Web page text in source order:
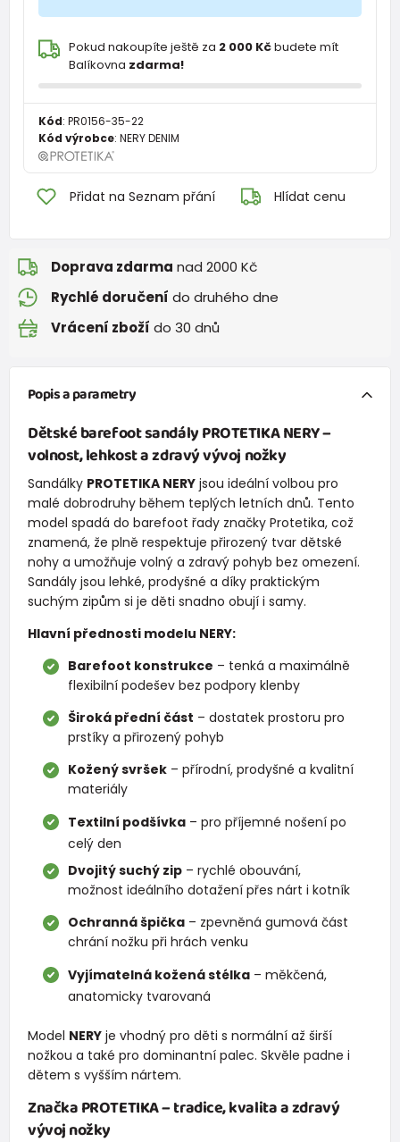
Pokud nakoupíte ještě za 2 000 Kčbudete mít
Balíkovna zdarma!
Kód: PR0156-35-22
Kód výrobce: NERY DENIM
Přidat na Seznam přání Hlídat cenu
Doprava zdarma nad 2000 Kč
Rychlé doručení do druhého dne
Vrácení zboží do 30 dnů
Popis a parametry
Dětské barefoot sandályPROTETIKA NERY–
volnost, lehkost a zdravý vývoj nožky
Sandálky PROTETIKA NERYjsou ideální volbou pro
malé dobrodruhy během teplých letních dnů. Tento
model spadá do barefoot řady značky Protetika, což
znamená, že plně respektuje přirozený tvar dětské
nohy a umožňuje volný a zdravý pohyb bez omezení.
Sandály jsou lehké, prodyšné a díky praktickým
suchým zipům si je děti snadno obují i samy.
Hlavní přednosti modelu NERY:
Barefoot konstrukce – tenká a maximálně
flexibilní podešev bez podpory klenby
Široká přední část – dostatek prostoru pro
prstíky a přirozený pohyb
Kožený svršek – přírodní, prodyšné a kvalitní
materiály
Textilní podšívka – pro příjemné nošení po
celý den
Dvojitý suchý zip – rychlé obouvání,
možnost ideálního dotažení přes nárt i kotník
Ochranná špička – zpevněná gumová část
chrání nožku při hrách venku
Vyjímatelná kožená stélka – měkčená,
anatomicky tvarovaná
Model NERYje vhodný pro děti s normální až širší
nožkou a také pro dominantní palec. Skvěle padne i
dětem s vyšším nártem.
ZnačkaPROTETIKA– tradice, kvalita a zdravý
vývoj nožky